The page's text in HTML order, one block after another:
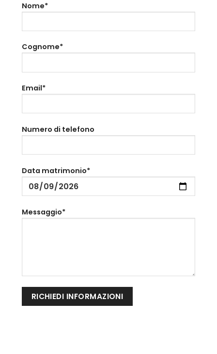
Nome*
Cognome*
Email*
Numero di telefono
Data matrimonio*
Messaggio*